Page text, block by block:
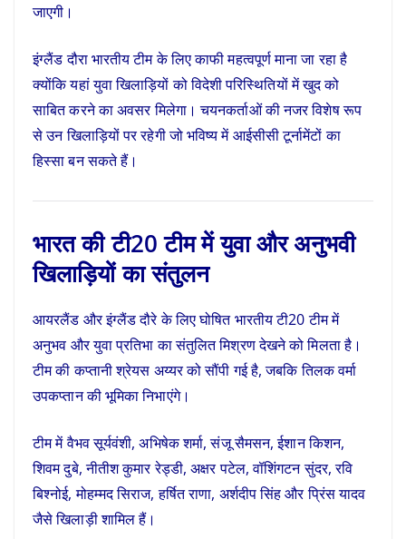
जाएगी।
इंग्लैंड दौरा भारतीय टीम के लिए काफी महत्वपूर्ण माना जा रहा है
क्योंकि यहां युवा खिलाड़ियों को विदेशी परिस्थितियों में खुद को
साबित करने का अवसर मिलेगा। चयनकर्ताओं की नजर विशेष रूप
से उन खिलाड़ियों पर रहेगी जो भविष्य में आईसीसी टूर्नामेंटों का
हिस्सा बन सकते हैं।
भारत की टी20 टीम में युवा और अनुभवी
खिलाड़ियों का संतुलन
आयरलैंड और इंग्लैंड दौरे के लिए घोषित भारतीय टी20 टीम में
अनुभव और युवा प्रतिभा का संतुलित मिश्रण देखने को मिलता है।
टीम की कप्तानी श्रेयस अय्यर को सौंपी गई है, जबकि तिलक वर्मा
उपकप्तान की भूमिका निभाएंगे।
टीम में वैभव सूर्यवंशी, अभिषेक शर्मा, संजू सैमसन, ईशान किशन,
शिवम दुबे, नीतीश कुमार रेड्डी, अक्षर पटेल, वॉशिंगटन सुंदर, रवि
बिश्नोई, मोहम्मद सिराज, हर्षित राणा, अर्शदीप सिंह और प्रिंस यादव
जैसे खिलाड़ी शामिल हैं।